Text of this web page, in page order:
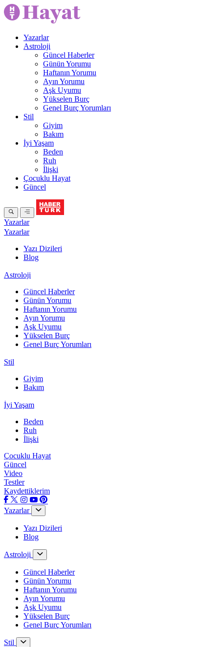
Yazarlar
Astroloji
Güncel Haberler
Günün Yorumu
Haftanın Yorumu
Ayın Yorumu
Aşk Uyumu
Yükselen Burç
Genel Burç Yorumları
Stil
Giyim
Bakım
İyi Yaşam
Beden
Ruh
İlişki
Çocuklu Hayat
Güncel
Yazarlar
Yazarlar
Yazı Dizileri
Blog
Astroloji
Güncel Haberler
Günün Yorumu
Haftanın Yorumu
Ayın Yorumu
Aşk Uyumu
Yükselen Burç
Genel Burç Yorumları
Stil
Giyim
Bakım
İyi Yaşam
Beden
Ruh
İlişki
Çocuklu Hayat
Güncel
Video
Testler
Kaydettiklerim
Yazarlar
Yazı Dizileri
Blog
Astroloji
Güncel Haberler
Günün Yorumu
Haftanın Yorumu
Ayın Yorumu
Aşk Uyumu
Yükselen Burç
Genel Burç Yorumları
Stil